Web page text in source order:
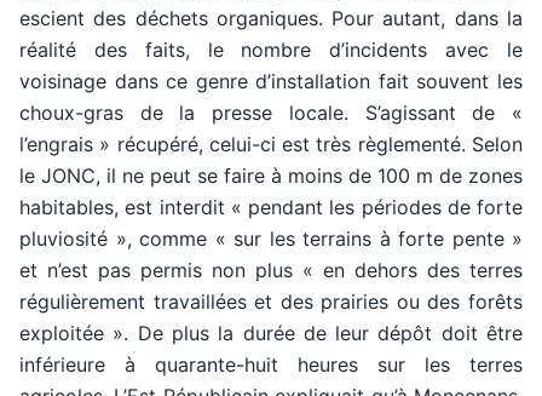
escient des déchets organiques. Pour autant, dans la
réalité des faits, le nombre d’incidents avec le
voisinage dans ce genre d’installation fait souvent les
choux-gras de la presse locale. S’agissant de «
l’engrais » récupéré, celui-ci est très règlementé. Selon
le JONC, il ne peut se faire à moins de 100 m de zones
habitables, est interdit « pendant les périodes de forte
pluviosité », comme « sur les terrains à forte pente »
et n’est pas permis non plus « en dehors des terres
régulièrement travaillées et des prairies ou des forêts
exploitée ». De plus la durée de leur dépôt doit être
inférieure à quarante-huit heures sur les terres